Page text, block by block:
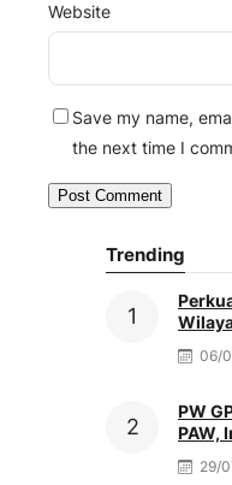
Website
Save my name,
the next time I
Trending
Ketua
06/
PW
PAW,
29/